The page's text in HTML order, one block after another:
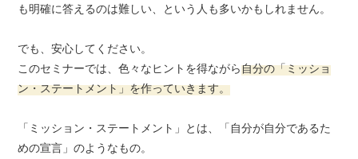
も明確に答えるのは難しい、という人も多いかもしれません。
でも、安心してください。
このセミナーでは、色々なヒントを得ながら自分の「ミッショ
ン・ステートメント」を作っていきます。
「ミッション・ステートメント」とは、「自分が自分であるた
めの宣言」のようなもの。